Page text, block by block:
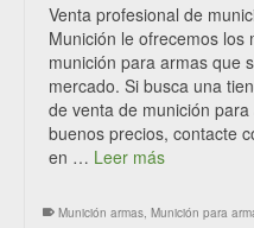
Venta profesional de
Munición le ofrecemos los
munición para armas que
mercado. Si busca una
de venta de munición
buenos precios, contacte
en … Leer más
Munición armas Munición para